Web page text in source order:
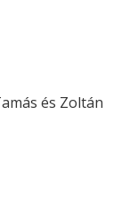
és Zoltán